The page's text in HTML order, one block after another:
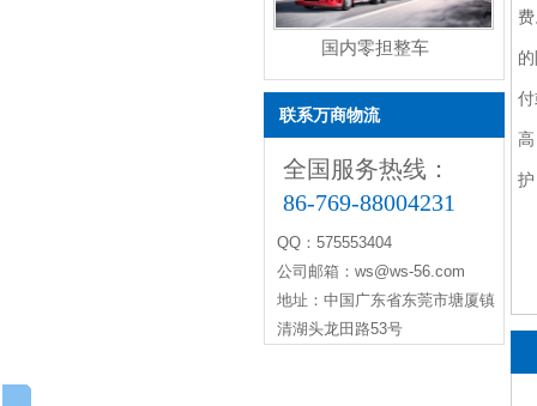
国内零担整车
联系万商物流
全国服务热线：
86-769-88004231
QQ：575553404
公司邮箱：ws@ws-56.com
地址：中国广东省东莞市塘厦镇
清湖头龙田路53号